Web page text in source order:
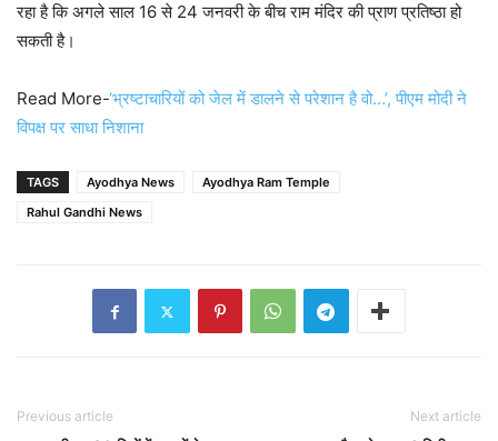
रहा है कि अगले साल 16 से 24 जनवरी के बीच राम मंदिर की प्राण प्रतिष्ठा हो
सकती है।
Read More-‘भ्रष्टाचारियों को जेल में डालने से परेशान है वो…’, पीएम मोदी ने
विपक्ष पर साधा निशाना
TAGS Ayodhya News
Ayodhya Ram Temple
Rahul Gandhi News
Previous article Next article